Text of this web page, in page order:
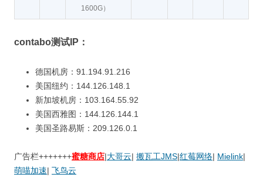
1600G）
contabo测试IP：
德国机房：91.194.91.216
美国纽约：144.126.148.1
新加坡机房：103.164.55.92
美国西雅图：144.126.144.1
美国圣路易斯：209.126.0.1
广告栏+++++++蜜糖商店|大哥云| 搬瓦工JMS|红莓网络| Mielink|
萌喵加速| 飞鸟云